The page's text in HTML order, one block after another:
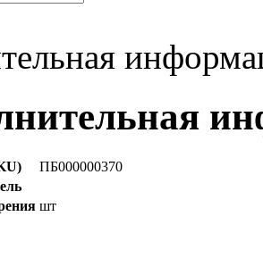
ПБ000000370
шт